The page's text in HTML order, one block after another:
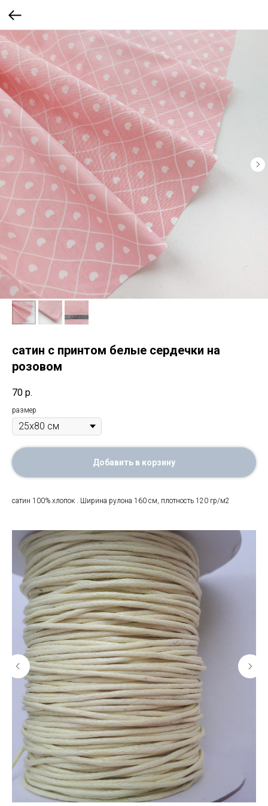
сатин с принтом белые сердечки на
розовом
70 р.
размер
Добавить в корзину
сатин 100% хлопок . Ширина рулона 160 см, плотность 120 гр/м2